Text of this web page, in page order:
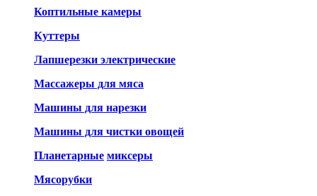
Коптильные камеры
Куттеры
Лапшерезки электрические
Массажеры для мяса
Машины для нарезки
Машины для чистки овощей
Планетарные миксеры
Мясорубки